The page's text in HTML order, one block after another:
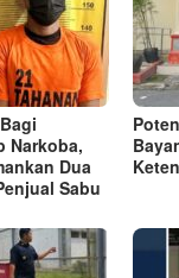
Narkoba,
Dua
Sabu